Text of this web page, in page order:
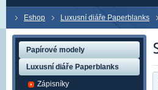
Eshop Luxusní diáře Paperblanks
Papírové modely
Luxusní diáře Paperblanks
Zápisníky